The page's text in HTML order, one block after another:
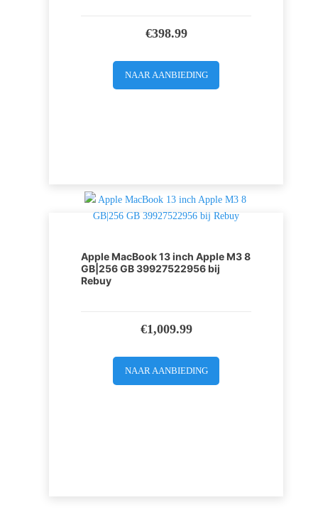
€398.99
NAAR AANBIEDING
Apple MacBook 13 inch Apple M3 8
GB|256 GB 39927522956 bij
Rebuy
€1,009.99
NAAR AANBIEDING